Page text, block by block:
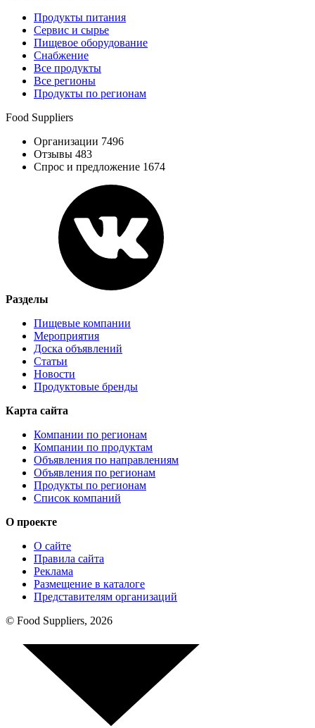
Продукты питания
Сервис и сырье
Пищевое оборудование
Снабжение
Все продукты
Все регионы
Продукты по регионам
Food Suppliers
Организации 7496
Отзывы 483
Спрос и предложение 1674
Разделы
Пищевые компании
Мероприятия
Доска объявлений
Статьи
Новости
Продуктовые бренды
Карта сайта
Компании по регионам
Компании по продуктам
Объявления по направлениям
Объявления по регионам
Продукты по регионам
Список компаний
О проекте
О сайте
Правила сайта
Реклама
Размещение в каталоге
Представителям организаций
© Food Suppliers, 2026